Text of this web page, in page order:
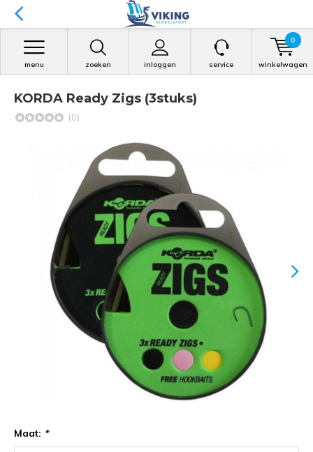
zoeken inloggen
menu service winkelwagen
0
KORDA Ready Zigs (3stuks)
(0)
Maat: *